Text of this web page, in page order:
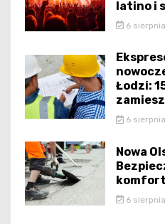
latino i
6
Łodzi:
6
Nowa
6